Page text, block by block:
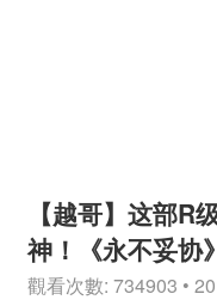
【越哥】这部R
神！《永不妥协》
觀看次數: 734903 •